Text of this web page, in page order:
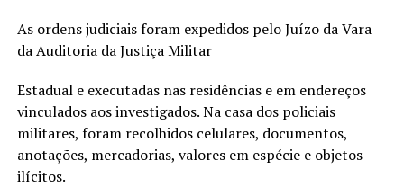
As ordens judiciais foram expedidos pelo Juízo da Vara
da Auditoria da Justiça Militar
Estadual e executadas nas residências e em endereços
vinculados aos investigados. Na casa dos policiais
militares, foram recolhidos celulares, documentos,
anotações, mercadorias, valores em espécie e objetos
ilícitos.